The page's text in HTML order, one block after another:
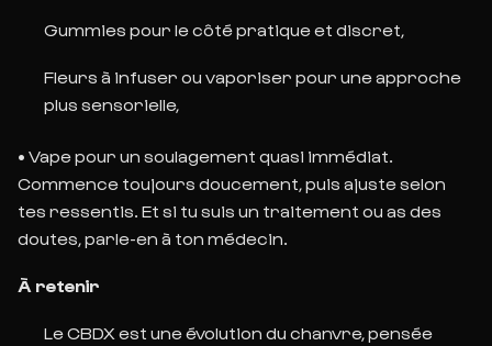
Gummies pour le côté pratique et discret,
Fleurs à infuser ou vaporiser pour une approche
plus sensorielle,
• Vapepour un soulagement quasi immédiat.
Commence toujours doucement, puis ajuste selon
tes ressentis. Et si tu suis un traitement ou as des
doutes, parle-en à ton médecin.
À retenir
Le CBDX est une évolution du chanvre, pensée